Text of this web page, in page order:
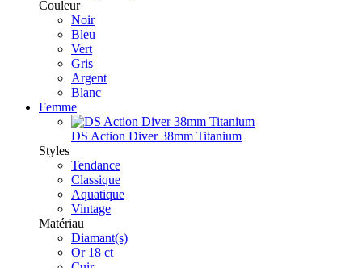
Couleur
Noir
Bleu
Vert
Gris
Argent
Blanc
Femme
DS Action Diver 38mm Titanium
Styles
Tendance
Classique
Aquatique
Vintage
Matériau
Diamant(s)
Or 18 ct